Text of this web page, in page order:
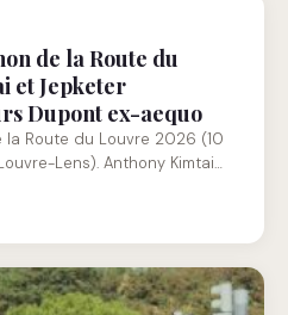
de la Route du
et Jepketer
Dupont ex-aequo
Route du Louvre 2026 (10
Lens). Anthony Kimtai…